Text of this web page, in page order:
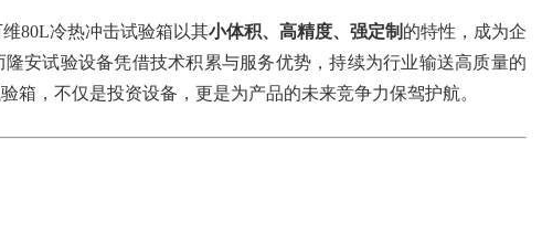
80L冷热冲击试验箱以其小体积、高精度、强定制 的特性，成为企
安试验设备凭借技术积累与服务优势，持续为行业输送高质量的
箱，不仅是投资设备，更是为产品的未来竞争力保驾护航。